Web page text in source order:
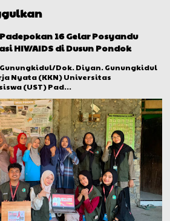
16 Gelar Posyandu
HIV/AIDS di Dusun Pondok
Gunungkidul/Dok. Diyan. Gunungkidul
Nyata (KKN) Universitas
(UST) Pad...